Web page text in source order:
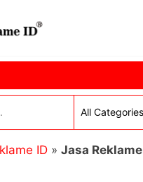
ID
ID » Jasa Reklame